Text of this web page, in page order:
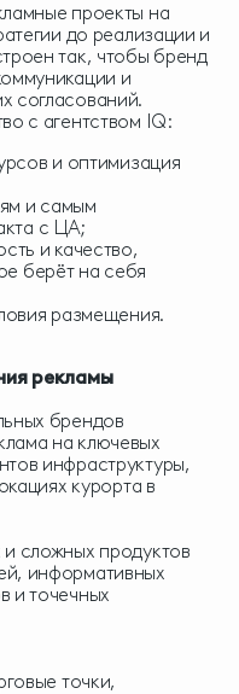
проекты на
до реализации и
так, чтобы бренд
и
согласований.
с агентством IQ:
и оптимизация
и самым
с ЦА;
и качество,
берёт на себя
размещения.
рекламы
брендов
на ключевых
инфраструктуры,
курорта в
сложных продуктов
информативных
и точечных
точки,